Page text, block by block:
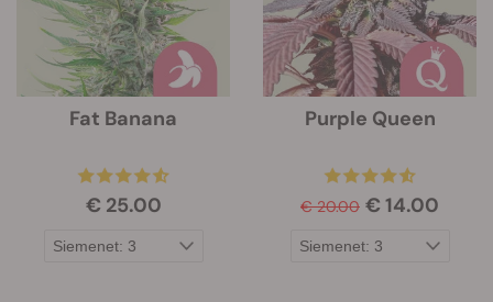
Fat Banana
€ 25.00
Purple Queen
€ 20.00 € 14.00